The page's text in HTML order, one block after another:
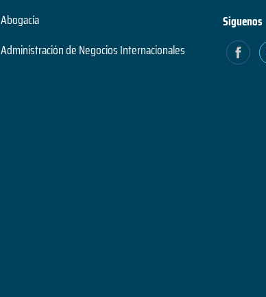
Abogacía
Administración de Negocios Internacionales
Siguenos